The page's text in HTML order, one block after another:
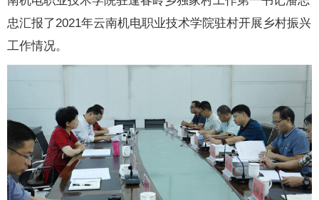
忠汇报了2021年云南机电职业技术学院驻村开展乡村振兴
工作情况。